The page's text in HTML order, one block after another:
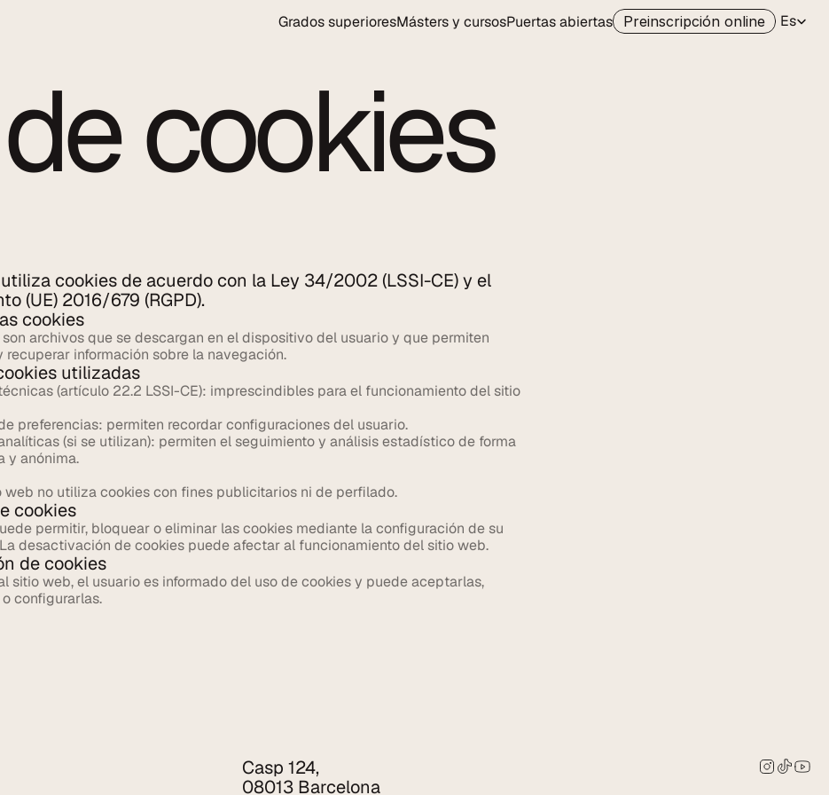
Grados superioresMásters y cursosPuertas abiertas Preinscripción online Select
Es
cookies
cookies de acuerdo con la Ley 34/2002 (LSSI-CE) y el
(UE) 2016/679 (RGPD).
cookies
archivos que se descargan en el dispositivo del usuario y que permiten
recuperar información sobre la navegación.
utilizadas
(artículo 22.2 LSSI-CE): imprescindibles para el funcionamiento del sitio
preferencias: permiten recordar configuraciones del usuario.
(si se utilizan): permiten el seguimiento y análisis estadístico de forma
y anónima.
web no utiliza cookies con fines publicitarios ni de perfilado.
cookies
permitir, bloquear o eliminar las cookies mediante la configuración de su
desactivación de cookies puede afectar al funcionamiento del sitio web.
de cookies
sitio web, el usuario es informado del uso de cookies y puede aceptarlas,
configurarlas.
Casp 124,
08013 Barcelona